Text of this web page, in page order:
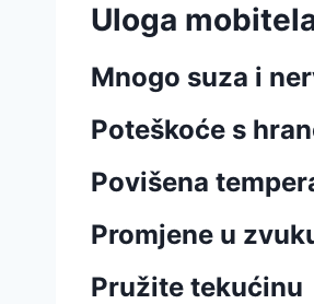
Uloga
Mnogo suza i
Poteškoće s
Povišena
Promjene u
Pružite tekućinu